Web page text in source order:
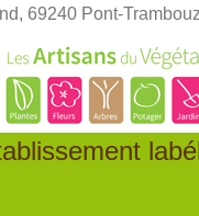
69240 Pont-